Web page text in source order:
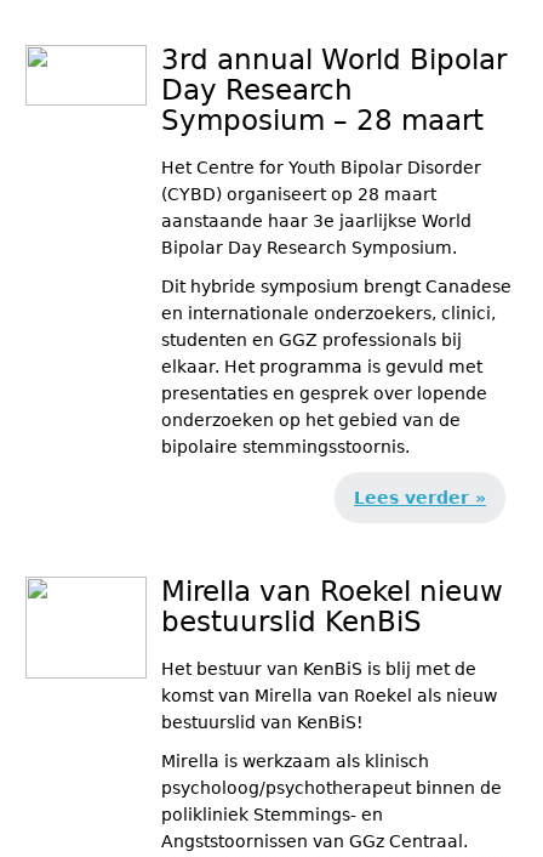
3rd annual World Bipolar
Day Research
Symposium – 28 maart
Het Centre for Youth Bipolar Disorder
(CYBD) organiseert op 28 maart
aanstaande haar 3e jaarlijkse World
Bipolar Day Research Symposium.
Dit hybride symposium brengt Canadese
en internationale onderzoekers, clinici,
studenten en GGZ professionals bij
elkaar. Het programma is gevuld met
presentaties en gesprek over lopende
onderzoeken op het gebied van de
bipolaire stemmingsstoornis.
Lees verder »
Mirella van Roekel nieuw
bestuurslid KenBiS
Het bestuur van KenBiS is blij met de
komst van Mirella van Roekel als nieuw
bestuurslid van KenBiS!
Mirella is werkzaam als klinisch
psycholoog/psychotherapeut binnen de
polikliniek Stemmings- en
Angststoornissen van GGz Centraal.